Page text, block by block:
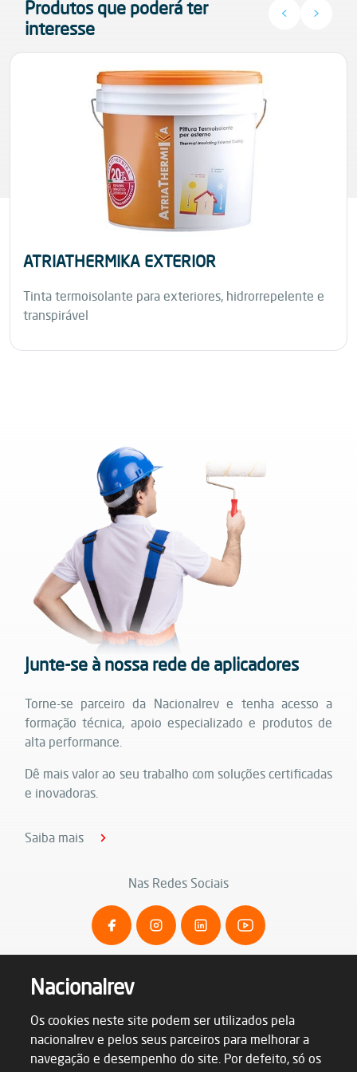
qualificação ecológica dos projetos de
construção.
Produtos que poderá ter
interesse
< >
ATRIATHERMIKA EXTERIOR
Tinta termoisolante para exteriores, hidrorrepelente e
transpirável
Junte-se à nossa rede de aplicadores
Torne-se parceiro da Nacionalrev e tenha acesso a
formação técnica, apoio especializado e produtos de
alta performance.
Dê mais valor ao seu trabalho com soluções certificadas
e inovadoras.
Saiba mais
Nas Redes Sociais
Nacionalrev
Os cookies neste site podem ser utilizados pela
nacionalrev e pelos seus parceiros para melhorar a
navegação e desempenho do site. Por defeito, só os